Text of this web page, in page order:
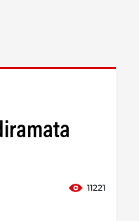
11221